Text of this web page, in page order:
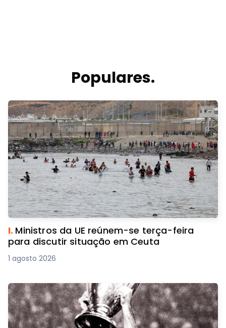
Populares.
I. Ministros da UE reúnem-se terça-feira
para discutir situação em Ceuta
1 agosto 2026